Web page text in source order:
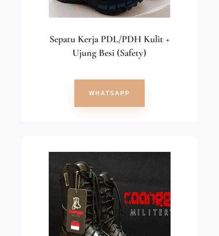
Sepatu Kerja PDL/PDH Kulit +
Ujung Besi (Safety)
WHATSAPP